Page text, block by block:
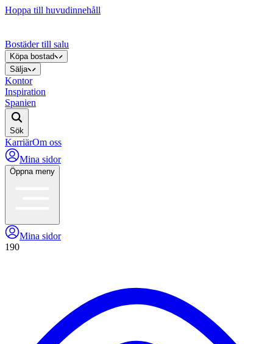
Hoppa till huvudinnehåll
Bostäder till salu
Köpa bostad
Sälja
Kontor
Inspiration
Spanien
Sök
KarriärOm oss
Mina sidor
Öppna meny
Mina sidor
190